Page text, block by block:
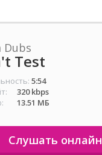
Dubs
Test
5:54
320 kbps
13.51 МБ
Слушать онлайн